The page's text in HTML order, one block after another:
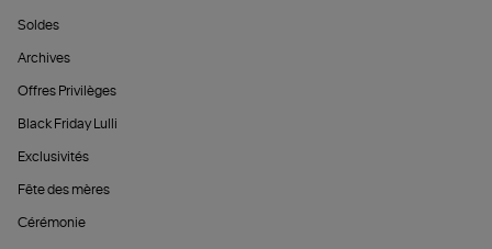
Soldes
Archives
Offres Privilèges
Black Friday Lulli
Exclusivités
Fête des mères
Cérémonie